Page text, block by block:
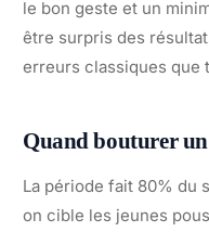
le bon geste et un
être surpris des
erreurs classiques que
Quand bouturer
La période fait 80% du
on cible les jeunes